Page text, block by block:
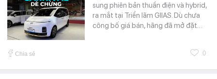
sung phiên bản thuần điện và hybrid,
ra mắt tại Triển lãm GIIAS. Dù chưa
công bố giá bán, hãng đã mở đặt…
Chia sẻ 0